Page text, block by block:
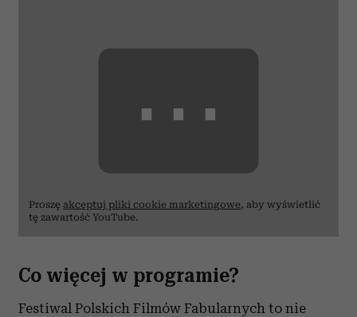
⋯
Proszę akceptuj pliki cookie marketingowe, aby wyświetlić
tę zawartość YouTube.
Co więcej w programie?
Festiwal Polskich Filmów Fabularnych to nie